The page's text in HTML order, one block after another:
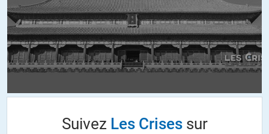
URSS et les USA : L’URSS s’est effondrée parce que les russes
n’en voulaient plus.
Et s’il y a eu un tel désastre humanitaire, c’est parce que les
USA n’ont pas tenu leurs engagements (oraux bien sûr, comme
ça il restent « blancs comme neige » et peuvent trahir leurs
étendre l’OTAN et toutes les autres broutilles)…
Pour l’instant, la majorité de la population US est encore
Suivez Les Crisessur